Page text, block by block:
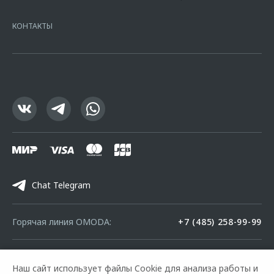
офертой.
КОНТАКТЫ
Chat Telegram
Горячая линия OMODA: +7 (485) 258-99-99
Наш сайт использует файлы Cookie для анализа работы и